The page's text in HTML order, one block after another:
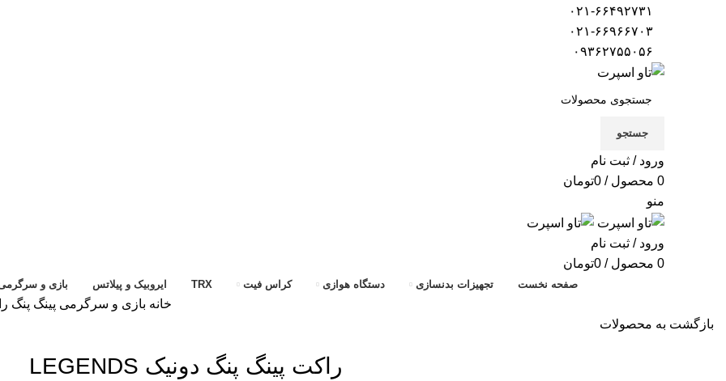
جستجو
ورود / ثبت نام
0 محصول / تومان0
منو
ورود / ثبت نام
0 محصول / تومان0
صفحه نخست تجهیزات بدنسازی دستگاه هوازی کراس فیت TRX ایروبیک و پیلاتس بازی و
خانه بازی و سرگرمی پینگ پنگ
بازگشت به محصولات
راکت پینگ پنگ دونیک LEGENDS